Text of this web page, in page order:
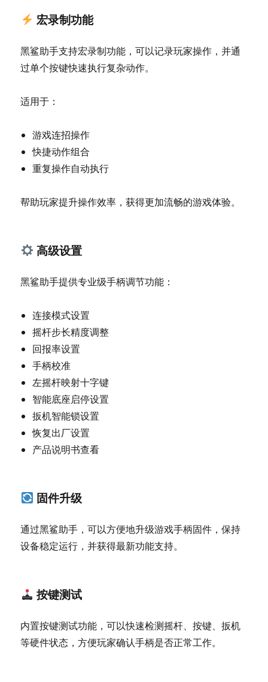
宏录制功能
黑鲨助手支持宏录制功能，可以记录玩家操作，并通
过单个按键快速执行复杂动作。
适用于：
游戏连招操作
快捷动作组合
重复操作自动执行
帮助玩家提升操作效率，获得更加流畅的游戏体验。
️ 高级设置
黑鲨助手提供专业级手柄调节功能：
连接模式设置
摇杆步长精度调整
回报率设置
手柄校准
左摇杆映射十字键
智能底座启停设置
扳机智能锁设置
恢复出厂设置
产品说明书查看
固件升级
通过黑鲨助手，可以方便地升级游戏手柄固件，保持
设备稳定运行，并获得最新功能支持。
按键测试
内置按键测试功能，可以快速检测摇杆、按键、扳机
等硬件状态，方便玩家确认手柄是否正常工作。